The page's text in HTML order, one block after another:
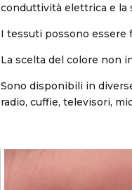
conduttività elettrica e la
I tessuti possono essere
La scelta del colore non
Sono disponibili in
radio, cuffie, televisori,